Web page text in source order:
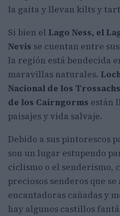
la gaita y llevan kilts y
Si bien el Lago Ness, el
Nevis se cuentan entre
la región está bendecida
maravillas naturales.
Nacional de los
de los Cairngorms están
paisajes y vida salvaje.
Debido a sus pintorescos
son un lugar estupendo
ciclismo o el senderismo,
preciosos senderos que
encantadoras cañadas y
hay algunos castillos